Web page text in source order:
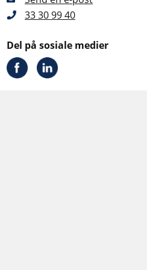
33 30 99 40
Del på sosiale medier